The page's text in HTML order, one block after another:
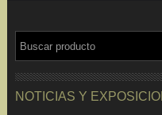
NOTICIAS Y